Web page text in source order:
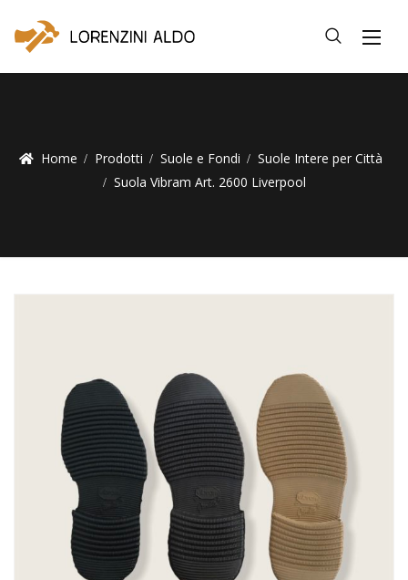
Home Prodotti Suole e Fondi
Suole Intere per Città
Suola Vibram Art. 2600 Liverpool